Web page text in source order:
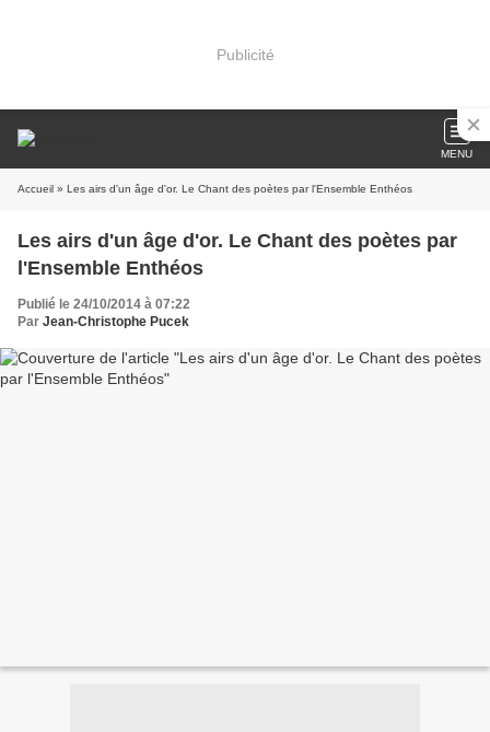
Publicité
MENU
Accueil » Les airs d'un âge d'or. Le Chant des poètes par l'Ensemble Enthéos
Les airs d'un âge d'or. Le Chant des poètes par
l'Ensemble Enthéos
Publié le 24/10/2014 à 07:22
Par Jean-Christophe Pucek